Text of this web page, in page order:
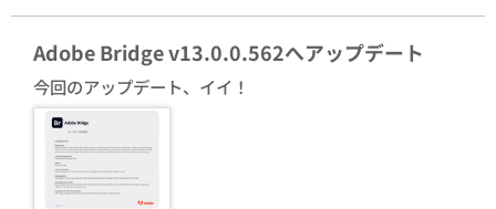
Adobe Bridge v13.0.0.562へアップデート
今回のアップデート、イイ！